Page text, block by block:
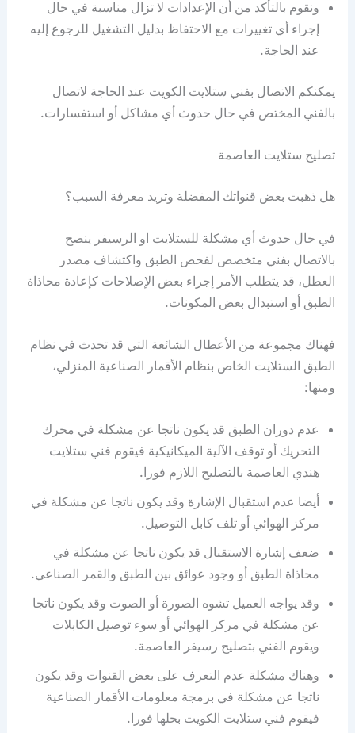
ونقوم بالتأكد من أن الإعدادات لا تزال مناسبة في حال
إجراء أي تغييرات مع الاحتفاظ بدليل التشغيل للرجوع إليه
عند الحاجة.
يمكنكم الاتصال بفني ستلايت الكويت عند الحاجة لاتصال
بالفني المختص في حال حدوث أي مشاكل أو استفسارات.
تصليح ستلايت العاصمة
هل ذهبت بعض قنواتك المفضلة وتريد معرفة السبب؟
في حال حدوث أي مشكلة للستلايت او الرسيفر ينصح
بالاتصال بفني متخصص لفحص الطبق واكتشاف مصدر
العطل، قد يتطلب الأمر إجراء بعض الإصلاحات كإعادة محاذاة
الطبق أو استبدال بعض المكونات.
فهناك مجموعة من الأعطال الشائعة التي قد تحدث في نظام
الطبق الستلايت الخاص بنظام الأقمار الصناعية المنزلي،
ومنها:
عدم دوران الطبق قد يكون ناتجا عن مشكلة في محرك
التحريك أو توقف الآلية الميكانيكية فيقوم فني ستلايت
هندي العاصمة بالتصليح اللازم فورا.
أيضا عدم استقبال الإشارة وقد يكون ناتجا عن مشكلة في
مركز الهوائي أو تلف كابل التوصيل.
ضعف إشارة الاستقبال قد يكون ناتجا عن مشكلة في
محاذاة الطبق أو وجود عوائق بين الطبق والقمر الصناعي.
وقد يواجه العميل تشوه الصورة أو الصوت وقد يكون ناتجا
عن مشكلة في مركز الهوائي أو سوء توصيل الكابلات
ويقوم الفني بتصليح رسيفر العاصمة.
وهناك مشكلة عدم التعرف على بعض القنوات وقد يكون
ناتجا عن مشكلة في برمجة معلومات الأقمار الصناعية
فيقوم فني ستلايت الكويت بحلها فورا.